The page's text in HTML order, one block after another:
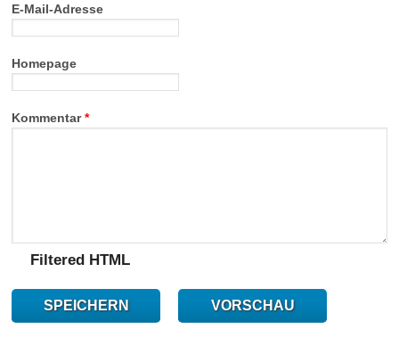
E-Mail-Adresse
Homepage
Kommentar*
Filtered HTML
SPEICHERN VORSCHAU